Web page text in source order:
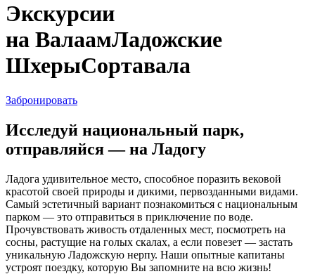
Экскурсии
на ВалаамЛадожские
ШхерыСортавала
Забронировать
Исследуй национальный парк,
отправляйся — на Ладогу
Ладога удивительное место, способное поразить вековой
красотой своей природы и дикими, первозданными видами.
Самый эстетичный вариант познакомиться с национальным
парком — это отправиться в приключение по воде.
Прочувствовать живость отдаленных мест, посмотреть на
сосны, растущие на голых скалах, а если повезет — застать
уникальную Ладожскую нерпу. Наши опытные капитаны
устроят поездку, которую Вы запомните на всю жизнь!